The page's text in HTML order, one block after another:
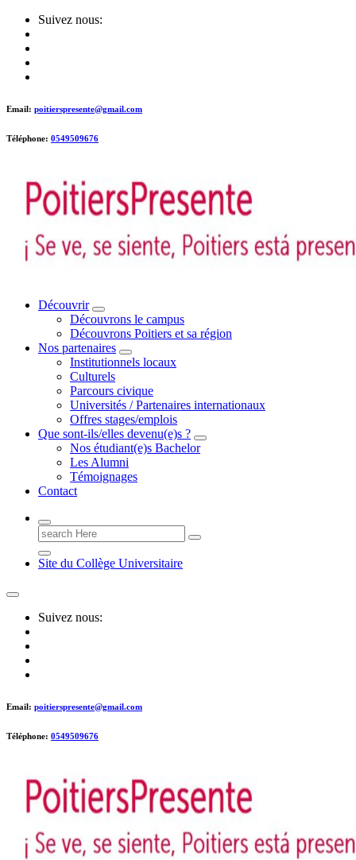
Skip
content
Suivez nous:
Email: poitierspresente@gmail.com
Téléphone: 0549509676
Poitiers presente !
Découvrir
Découvrons le campus
Découvrons Poitiers et sa région
Nos partenaires
Institutionnels locaux
Culturels
Parcours civique
Universités / Partenaires internationaux
Offres stages/emplois
Que sont-ils/elles devenu(e)s ?
Nos étudiant(e)s Bachelor
Les Alumni
Témoignages
Contact
Search
for:
Site du Collège Universitaire
Suivez nous:
Email: poitierspresente@gmail.com
Téléphone: 0549509676